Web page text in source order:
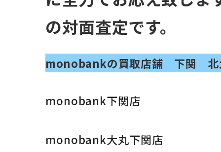
の対面査定です。
monobankの買取店舗 下関 北
monobank下関店
monobank大丸下関店